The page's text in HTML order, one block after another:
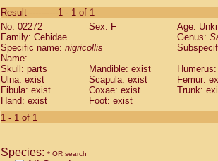
CebidaeSaguinus labiatus(0)
Cebidae Saguinus leucopus (0)
Cebidae
CebidaeSaguinus mystax
Cebidae Saguinus nigricollis (1)
Cebidae Saguinus oedipus
Cebidae Saguinus weddelli
Cebidae Saguinusspp.
Cebidae
CebidaeCebus capucinus
Result-----------1 - 1 of 1
No: 02272
Sex: F
Age:
Family: Cebidae
Genus:
Specific name: nigricollis
Name:
Skull: parts
Mandible: exist
Ulna: exist
Scapula: exist
Femur:
Fibula: exist
Coxae: exist
Trunk:
Hand: exist
Foot: exist
1 - 1 of 1
Species: * OR search